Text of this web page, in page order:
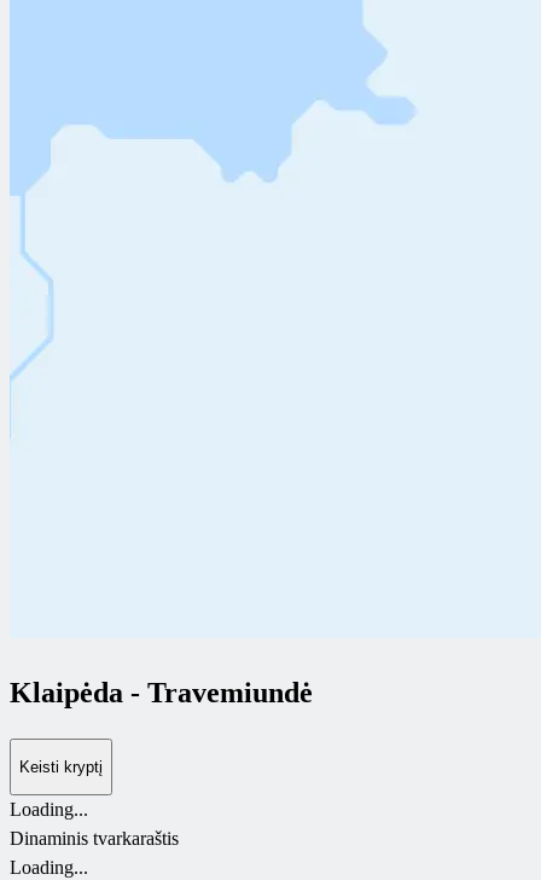
Klaipėda - Travemiundė
Keisti kryptį
Loading...
Dinaminis tvarkaraštis
Loading...